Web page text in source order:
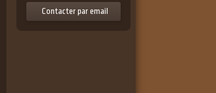
Contacter par email